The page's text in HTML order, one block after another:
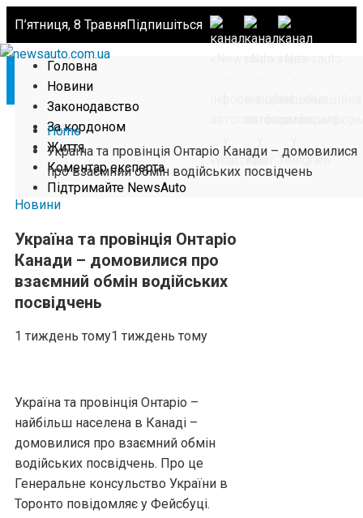
П’ятниця, 8 ТравняПідпишіться
Головна
Новини
Законодавство
За кордоном
Життя
Коментар експерта
Підтримайте NewsAuto
Home
Україна та провінція Онтаріо Канади – домовилися
про взаємний обмін водійських посвідчень
Новини
Україна та провінція Онтаріо
Канади – домовилися про
взаємний обмін водійських
посвідчень
1 тиждень тому1 тиждень тому
Україна та провінція Онтаріо –
найбільш населена в Канаді –
домовилися про взаємний обмін
водійських посвідчень. Про це
Генеральне консульство України в
Торонто повідомляє у Фейсбуці.